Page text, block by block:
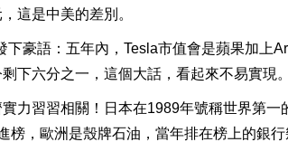
這是中美的差別。
下豪語：五年內，Tesla市值會是蘋果加上
下六分之一，這個大話，看起來不易實現。
力習習相關！日本在1989年號稱世界第
榜，歐洲是殼牌石油，當年排在榜上的銀